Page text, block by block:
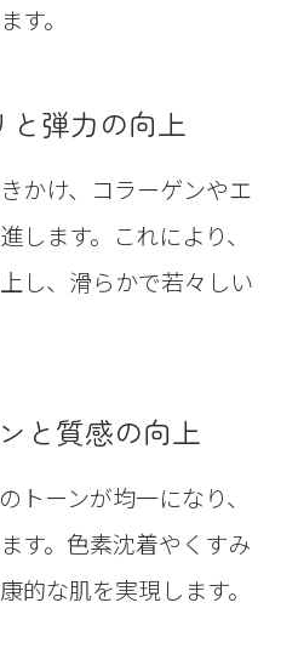
す。
弾力の向上
かけ、コラーゲンやエ
します。これにより、
し、滑らかで若々しい
と質感の向上
トーンが均一になり、
す。色素沈着やくすみ
的な肌を実現します。